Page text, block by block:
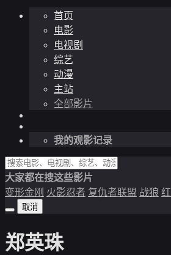
首页
电影
电视剧
综艺
动漫
主站
全部影片
我的观影记录
大家都在搜这些影片
变形金刚 火影忍者 复仇者联盟 战狼
取消
郑英珠